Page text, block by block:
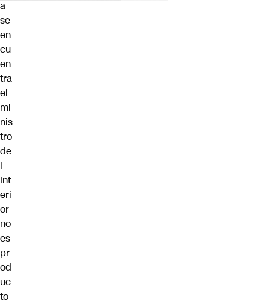
a
se
en
cu
en
tra
el
mi
nis
tro
de
l
Int
eri
or
no
es
pr
od
uc
to